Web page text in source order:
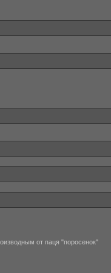
от паця "поросенок"